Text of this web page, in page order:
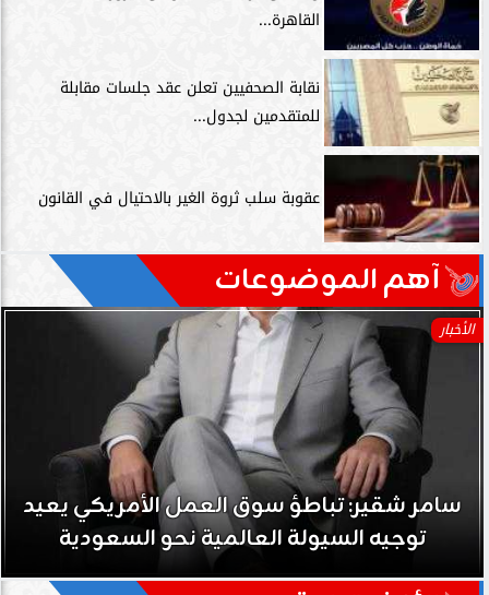
القاهرة...
نقابة الصحفيين تعلن عقد جلسات مقابلة
للمتقدمين لجدول...
عقوبة سلب ثروة الغير بالاحتيال في القانون
آهم الموضوعات
الأخبار
سامر شقير: تباطؤ سوق العمل الأمريكي يعيد
توجيه السيولة العالمية نحو السعودية